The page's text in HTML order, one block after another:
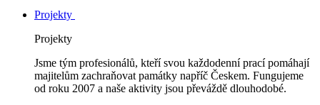
Projekty
Projekty
Jsme tým profesionálů, kteří svou každodenní prací pomáhají
majitelům zachraňovat památky napříč Českem. Fungujeme
od roku 2007 a naše aktivity jsou převáždě dlouhodobé.